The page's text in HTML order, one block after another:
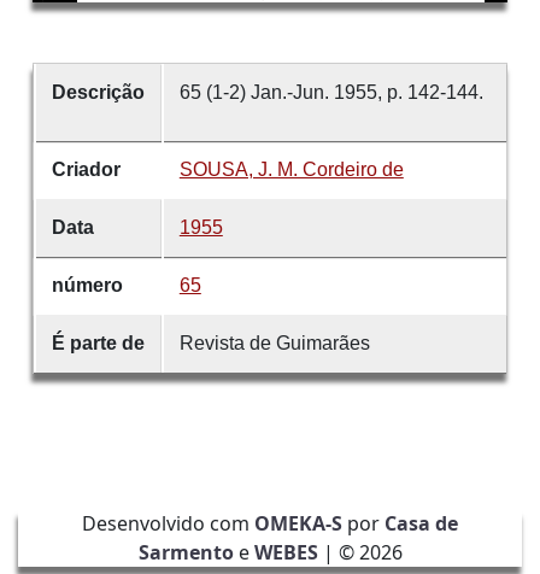
Descrição 65 (1-2) Jan.-Jun. 1955, p. 142-144.
Criador SOUSA, J. M. Cordeiro de
Data 1955
número 65
É parte de Revista de Guimarães
Desenvolvido com OMEKA-S por Casa de
SarmentoeWEBES| ©2026